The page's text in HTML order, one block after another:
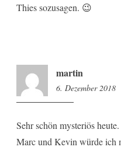
Thies sozusagen. 😉
martin
6. Dezember 2018
Sehr schön mysteriös heute.
Marc und Kevin würde ich